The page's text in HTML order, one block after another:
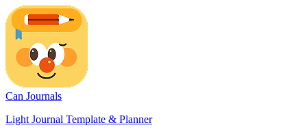
Can Journals
Light Journal Template & Planner